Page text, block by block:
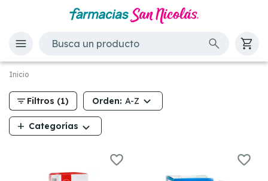
Inicio
filter_list Filtros (1) Orden: A-Z
add Categorías